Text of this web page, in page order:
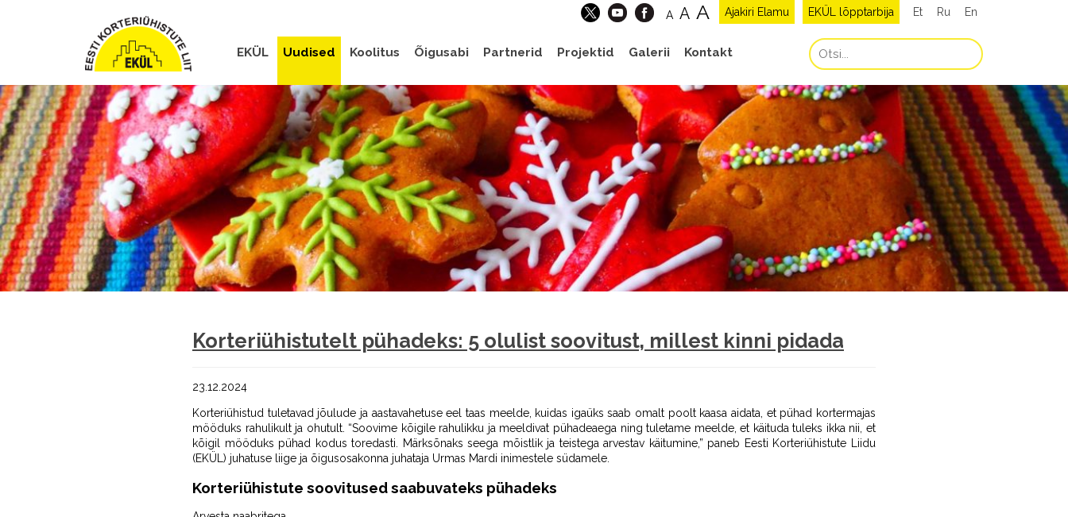
Et Ru En
EKÜL lõpptarbija
Ajakiri Elamu
A A A
EKÜL Uudised Koolitus Õigusabi Partnerid Projektid Galerii Kontakt
Korteriühistutelt pühadeks: 5 olulist soovitust, millest kinni pidada
23.12.2024
Korteriühistud tuletavad jõulude ja aastavahetuse eel taas meelde, kuidas igaüks saab omalt poolt kaasa aidata, et pühad kortermajas
mööduks rahulikult ja ohutult. “Soovime kõigile rahulikku ja meeldivat pühadeaega ning tuletame meelde, et käituda tuleks ikka nii, et
kõigil mööduks pühad kodus toredasti. Märksõnaks seega mõistlik ja teistega arvestav käitumine,” paneb Eesti Korteriühistute Liidu
(EKÜL) juhatuse liige ja õigusosakonna juhataja Urmas Mardi inimestele südamele.
Korteriühistute soovitused saabuvateks pühadeks